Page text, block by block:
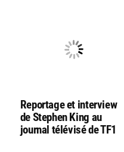
Reportage et interview
de Stephen King au
journal télévisé de TF1